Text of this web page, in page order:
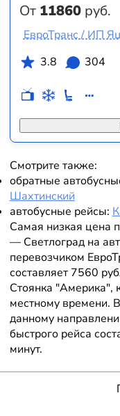
От 11860 руб.
ЕвроТранс / ИП
3.8
304
Смотрите также:
обратные
Шахтинский
автобусные рейсы:
Самая низкая цена
— Светлоград на
перевозчиком
составляет 7560
Стоянка "Америка",
местному времени.
данному
быстрого рейса
минут.